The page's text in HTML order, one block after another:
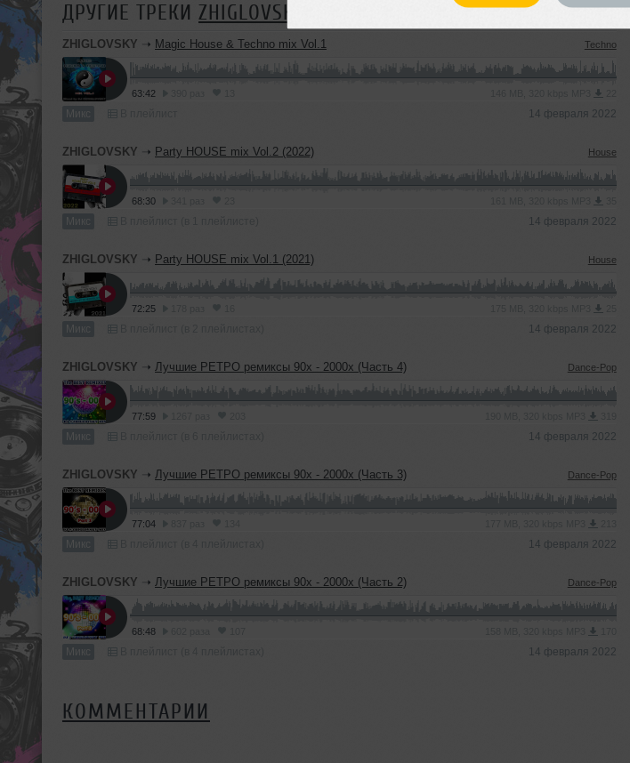
ДРУГИЕ ТРЕКИ ZHIGLOVSKY
ZHIGLOVSKY ➝ Magic House & Techno mix Vol.1 Techno
63:42
Микс 14 февраля 2022
ZHIGLOVSKY ➝ Party HOUSE mix Vol.2 (2022) House
68:30
Микс 14 февраля 2022
ZHIGLOVSKY ➝ Party HOUSE mix Vol.1 (2021) House
72:25
Микс 14 февраля 2022
ZHIGLOVSKY ➝ Лучшие РЕТРО ремиксы 90х - 2000х (Часть 4) Dance-Pop
77:59
Микс 14 февраля 2022
ZHIGLOVSKY ➝ Лучшие РЕТРО ремиксы 90х - 2000х (Часть 3) Dance-Pop
77:04
Микс 14 февраля 2022
ZHIGLOVSKY ➝ Лучшие РЕТРО ремиксы 90х - 2000х (Часть 2) Dance-Pop
68:48
Микс 14 февраля 2022
КОММЕНТАРИИ